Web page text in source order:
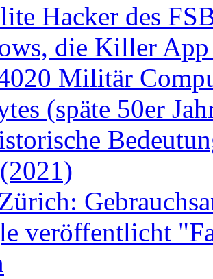
Hacker des
die Killer
Militär
(späte 50er
veröffentlicht